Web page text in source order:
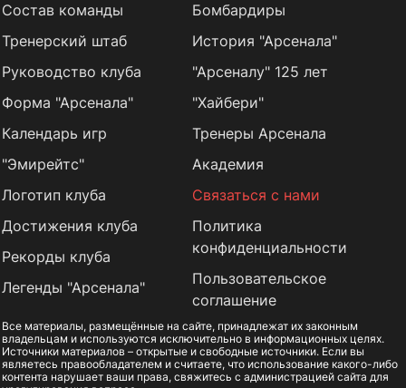
Состав команды
Тренерский штаб
Руководство клуба
Форма "Арсенала"
Календарь игр
Бомбардиры
История "Арсенала"
"Арсеналу" 125 лет
"Хайбери"
Тренеры Арсенала
"Эмирейтс"
Логотип клуба
Достижения клуба
Рекорды клуба
Легенды "Арсенала"
Академия
Связаться с нами
Политика
конфиденциальности
Пользовательское
соглашение
Все материалы, размещённые на сайте, принадлежат их законным
владельцам и используются исключительно в информационных целях.
Источники материалов – открытые и свободные источники. Если вы
являетесь правообладателем и считаете, что использование какого-либо
контента нарушает ваши права, свяжитесь с администрацией сайта для